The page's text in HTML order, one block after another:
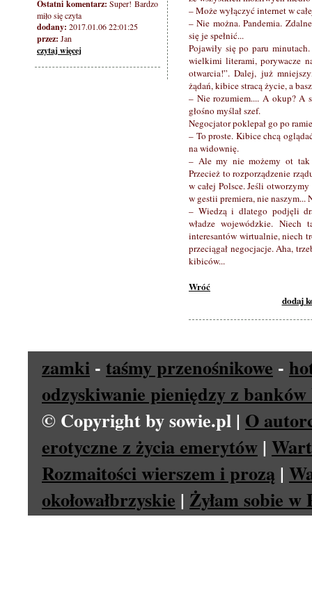
Ostatni komentarz: Super! Bardzo
miło się czyta
dodany: 2017.01.06 22:01:25
przez: Jan
czytaj więcej
– Może wyłączyć internet w
– Nie można. Pandemia.
się je spełnić...
Pojawiły się po paru
wielkimi literami, porywacze
otwarcia!”. Dalej, już
żądań, kibice stracą życie, a
– Nie rozumiem.... A okup? A
głośno myślał szef.
Negocjator poklepał go po
– To proste. Kibice chcą
na widownię.
– Ale my nie możemy ot tak
Przecież to rozporządzenie
w całej Polsce. Jeśli
w gestii premiera, nie naszym...
– Wiedzą i dlatego podjęli
władze wojewódzkie.
interesantów wirtualnie, niech
przeciągał negocjacje. Aha,
kibiców...
Wróć
dodaj
zamki - taśmy przenośnikowe -
odzyskiwanie pieniędzy z banków
© Copyright by sowie.pl | O
erotyczne z życia emerytów |
Rozmaitości wierszem i prozą |
okołowałbrzyskie | Żyłam sobie